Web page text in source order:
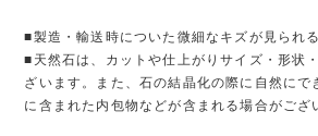
■製造・輸送時についた微細なキズが見られ
■天然石は、カットや仕上がりサイズ・形状
ざいます。また、石の結晶化の際に自然にで
に含まれた内包物などが含まれる場合がござ